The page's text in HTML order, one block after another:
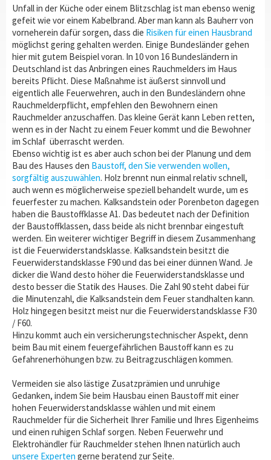
Unfall in der Küche oder einem Blitzschlag ist man ebenso wenig
gefeit wie vor einem Kabelbrand. Aber man kann als Bauherr von
vorneherein dafür sorgen, dass die Risiken für einen Hausbrand
möglichst gering gehalten werden. Einige Bundesländer gehen
hier mit gutem Beispiel voran. In 10 von 16 Bundesländern in
Deutschland ist das Anbringen eines Rauchmelders im Haus
bereits Pflicht. Diese Maßnahme ist äußerst sinnvoll und
eigentlich alle Feuerwehren, auch in den Bundesländern ohne
Rauchmelderpflicht, empfehlen den Bewohnern einen
Rauchmelder anzuschaffen. Das kleine Gerät kann Leben retten,
wenn es in der Nacht zu einem Feuer kommt und die Bewohner
im Schlaf überrascht werden.
Ebenso wichtig ist es aber auch schon bei der Planung und dem
Bau des Hauses den Baustoff, den Sie verwenden wollen,
sorgfältig auszuwählen. Holz brennt nun einmal relativ schnell,
auch wenn es möglicherweise speziell behandelt wurde, um es
feuerfester zu machen. Kalksandstein oder Porenbeton dagegen
haben die Baustoffklasse A1. Das bedeutet nach der Definition
der Baustoffklassen, dass beide als nicht brennbar eingestuft
werden. Ein weiterer wichtiger Begriff in diesem Zusammenhang
ist die Feuerwiderstandsklasse. Kalksandstein besitzt die
Feuerwiderstandsklasse F90 und das bei einer dünnen Wand. Je
dicker die Wand desto höher die Feuerwiderstandsklasse und
desto besser die Statik des Hauses. Die Zahl 90 steht dabei für
die Minutenzahl, die Kalksandstein dem Feuer standhalten kann.
Holz hingegen besitzt meist nur die Feuerwiderstandsklasse F30
/ F60.
Hinzu kommt auch ein versicherungstechnischer Aspekt, denn
beim Bau mit einem feuergefährlichen Baustoff kann es zu
Gefahrenerhöhungen bzw. zu Beitragzuschlägen kommen.
Vermeiden sie also lästige Zusatzprämien und unruhige
Gedanken, indem Sie beim Hausbau einen Baustoff mit einer
hohen Feuerwiderstandsklasse wählen und mit einem
Rauchmelder für die Sicherheit Ihrer Familie und Ihres Eigenheims
und einen ruhigen Schlaf sorgen. Neben Feuerwehr und
Elektrohändler für Rauchmelder stehen Ihnen natürlich auch
unsere Experten gerne beratend zur Seite.